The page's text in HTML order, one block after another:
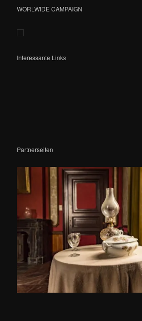
WORLWIDE CAMPAIGN
Interessante Links
Partnerseiten